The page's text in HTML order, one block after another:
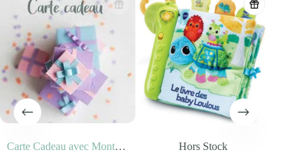
Carte Cadeau avec Montant au Choix
Hors Stock